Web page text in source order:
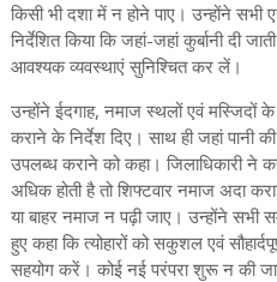
किसी भी दशा में न होने पाए। उन्होंने
निर्देशित किया कि जहां-जहां कुर्बानी दी
आवश्यक व्यवस्थाएं सुनिश्चित कर लें।
उन्होंने ईदगाह, नमाज स्थलों एवं मस्जिदों
कराने के निर्देश दिए। साथ ही जहां पानी
उपलब्ध कराने को कहा। जिलाधिकारी ने
अधिक होती है तो शिफ्टवार नमाज अदा
या बाहर नमाज न पढ़ी जाए। उन्होंने
हुए कहा कि त्योहारों को सकुशल एवं
सहयोग करें। कोई नई परंपरा शुरू न की